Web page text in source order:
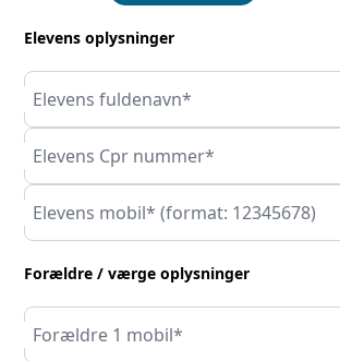
Elevens oplysninger
Elevens fuldenavn*
Elevens Cpr nummer*
Elevens mobil* (format: 12345678)
Forældre / værge oplysninger
Forældre 1 mobil*